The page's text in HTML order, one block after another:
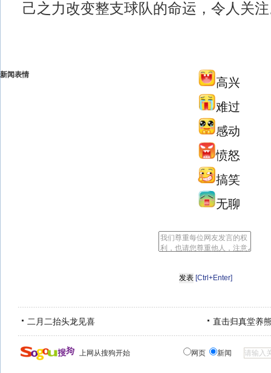
己之力改变整支球队的命运，令人关
新闻表情
高兴
难过
感动
愤怒
搞笑
无聊
[Ctrl+Enter]
二月二抬头龙见喜 直击归真堂养
上网从搜狗开始 网页 新闻